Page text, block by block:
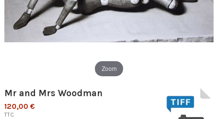
Zoom
Mr and Mrs Woodman
120,00 €
TTC